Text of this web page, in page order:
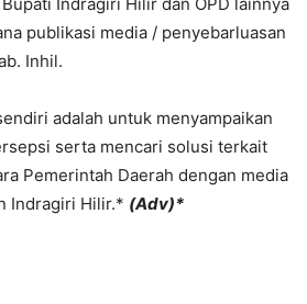
Indragiri Hilir dan OPD lainnya
publikasi media / penyebarluasan
Inhil.
adalah untuk menyampaikan
serta mencari solusi terkait
Pemerintah Daerah dengan media
Indragiri Hilir.* (Adv)*